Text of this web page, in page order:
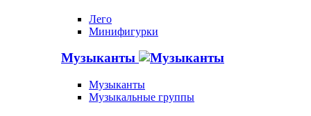
Лего
Минифигурки
Музыканты
Музыканты
Музыкальные группы